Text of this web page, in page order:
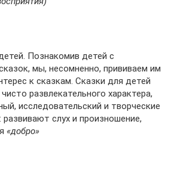
Познакомив детей с
мы, несомненно, прививаем им
к сказкам. Сказки для детей
развлекательного характера,
исследовательский и творческие
слух и произношение,
«добро»